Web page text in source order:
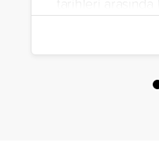
gerçekleştirildi.